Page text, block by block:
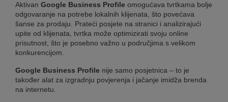
Aktivan Google Business Profile omogućava tvrtkama bolje
odgovaranje na potrebe lokalnih klijenata, što povećava
šanse za prodaju. Prateći posjete na stranici i analizirajući
upite od klijenata, tvrtka može optimizirati svoju online
prisutnost, što je posebno važno u područjima s velikom
konkurencijom.
Google Business Profile nije samo posjetnica – to je
također alat za izgradnju povjerenja i jačanje imidža brenda
na internetu.